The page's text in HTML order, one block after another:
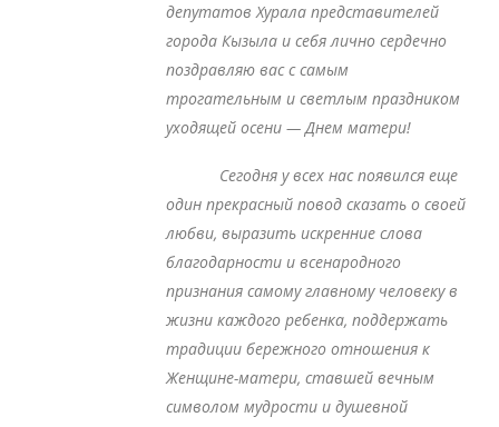
депутатов Хурала представителей
города Кызыла и себя лично сердечно
поздравляю вас с самым
трогательным и светлым праздником
уходящей осени — Днем матери!
Сегодня у всех нас появился еще
один прекрасный повод сказать о своей
любви, выразить искренние слова
благодарности и всенародного
признания самому главному человеку в
жизни каждого ребенка, поддержать
традиции бережного отношения к
Женщине-матери, ставшей вечным
символом мудрости и душевной